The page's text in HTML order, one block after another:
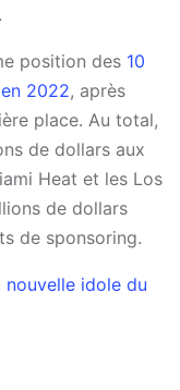
position des 10
2022, après
place. Au total,
de dollars aux
Heat et les Los
de dollars
de sponsoring.
nouvelle idole du